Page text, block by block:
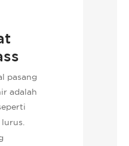
pasang
adalah